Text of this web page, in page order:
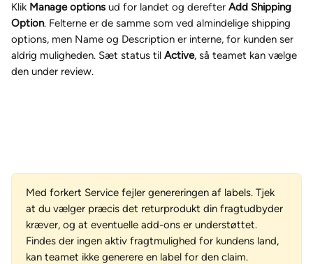
Klik Manage options ud for landet og derefter Add Shipping
Option. Felterne er de samme som ved almindelige shipping
options, men Name og Description er interne, for kunden ser
aldrig muligheden. Sæt status til Active, så teamet kan vælge
den under review.
Med forkert Service fejler genereringen af labels. Tjek
at du vælger præcis det returprodukt din fragtudbyder
kræver, og at eventuelle add-ons er understøttet.
Findes der ingen aktiv fragtmulighed for kundens land,
kan teamet ikke generere en label for den claim.